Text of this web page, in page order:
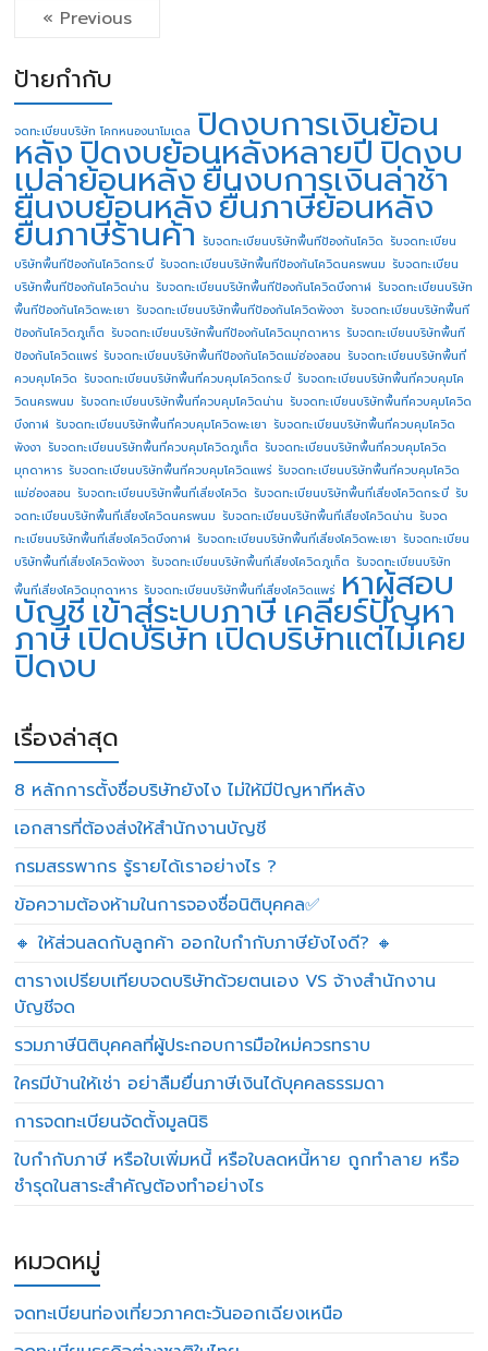
« Previous
ป้ายกำกับ
จดทะเบียนบริษัท โคกหนองนาโมเดล ปิดงบการเงินย้อน
หลังปิดงบย้อนหลังหลายปี ปิดงบ
เปล่าย้อนหลังยื่นงบการเงินล่าช้า
ยื่นงบย้อนหลังยื่นภาษีย้อนหลัง
ยื่นภาษีร้านค้า รับจดทะเบียนบริษัทพื้นทีป้องกันโควิด รับจดทะเบียน
บริษัทพื้นทีป้องกันโควิดกระบี่ รับจดทะเบียนบริษัทพื้นทีป้องกันโควิดนครพนม รับจดทะเบียน
บริษัทพื้นทีป้องกันโควิดน่าน รับจดทะเบียนบริษัทพื้นทีป้องกันโควิดบึงกาฬ รับจดทะเบียนบริษัท
พื้นทีป้องกันโควิดพะเยา รับจดทะเบียนบริษัทพื้นทีป้องกันโควิดพังงา รับจดทะเบียนบริษัทพื้นที
ป้องกันโควิดภูเก็ต รับจดทะเบียนบริษัทพื้นทีป้องกันโควิดมุกดาหาร รับจดทะเบียนบริษัทพื้นที
ป้องกันโควิดแพร่ รับจดทะเบียนบริษัทพื้นทีป้องกันโควิดแม่ฮ่องสอน รับจดทะเบียนบริษัทพื้นที่
ควบคุมโควิด รับจดทะเบียนบริษัทพื้นที่ควบคุมโควิดกระบี่ รับจดทะเบียนบริษัทพื้นที่ควบคุมโค
วิดนครพนม รับจดทะเบียนบริษัทพื้นที่ควบคุมโควิดน่าน รับจดทะเบียนบริษัทพื้นที่ควบคุมโควิด
บึงกาฬ รับจดทะเบียนบริษัทพื้นที่ควบคุมโควิดพะเยา รับจดทะเบียนบริษัทพื้นที่ควบคุมโควิด
พังงา รับจดทะเบียนบริษัทพื้นที่ควบคุมโควิดภูเก็ต รับจดทะเบียนบริษัทพื้นที่ควบคุมโควิด
มุกดาหาร รับจดทะเบียนบริษัทพื้นที่ควบคุมโควิดแพร่ รับจดทะเบียนบริษัทพื้นที่ควบคุมโควิด
แม่ฮ่องสอน รับจดทะเบียนบริษัทพื้นที่เสี่ยงโควิด รับจดทะเบียนบริษัทพื้นที่เสี่ยงโควิดกระบี่ รับ
จดทะเบียนบริษัทพื้นที่เสี่ยงโควิดนครพนม รับจดทะเบียนบริษัทพื้นที่เสี่ยงโควิดน่าน รับจด
ทะเบียนบริษัทพื้นที่เสี่ยงโควิดบึงกาฬ รับจดทะเบียนบริษัทพื้นที่เสี่ยงโควิดพะเยา รับจดทะเบียน
บริษัทพื้นที่เสี่ยงโควิดพังงา รับจดทะเบียนบริษัทพื้นที่เสี่ยงโควิดภูเก็ต รับจดทะเบียนบริษัท
พื้นที่เสี่ยงโควิดมุกดาหาร รับจดทะเบียนบริษัทพื้นที่เสี่ยงโควิดแพร่ หาผู้สอบ
บัญชี เข้าสู่ระบบภาษี เคลียร์ปัญหา
ภาษีเปิดบริษัทเปิดบริษัทแต่ไม่เคย
ปิดงบ
เรื่องล่าสุด
8 หลักการตั้งชื่อบริษัทยังไง ไม่ให้มีปัญหาทีหลัง
เอกสารที่ต้องส่งให้สำนักงานบัญชี
กรมสรรพากร รู้รายได้เราอย่างไร ?
ข้อความต้องห้ามในการจองชื่อนิติบุคคล✅
🔸 ให้ส่วนลดกับลูกค้า ออกใบกำกับภาษียังไงดี? 🔸
ตารางเปรียบเทียบจดบริษัทด้วยตนเอง VS จ้างสำนักงาน
บัญชีจด
รวมภาษีนิติบุคคลที่ผู้ประกอบการมือใหม่ควรทราบ
ใครมีบ้านให้เช่า อย่าลืมยื่นภาษีเงินได้บุคคลธรรมดา
การจดทะเบียนจัดตั้งมูลนิธิ
ใบกำกับภาษี หรือใบเพิ่มหนี้ หรือใบลดหนี้หาย ถูกทำลาย หรือ
ชำรุดในสาระสำคัญต้องทำอย่างไร
หมวดหมู่
จดทะเบียนท่องเที่ยวภาคตะวันออกเฉียงเหนือ